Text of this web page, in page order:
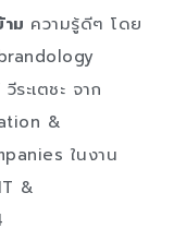
ม ความรู้ดีๆ โดย
ะเตชะ จาก
&
ในงาน
&